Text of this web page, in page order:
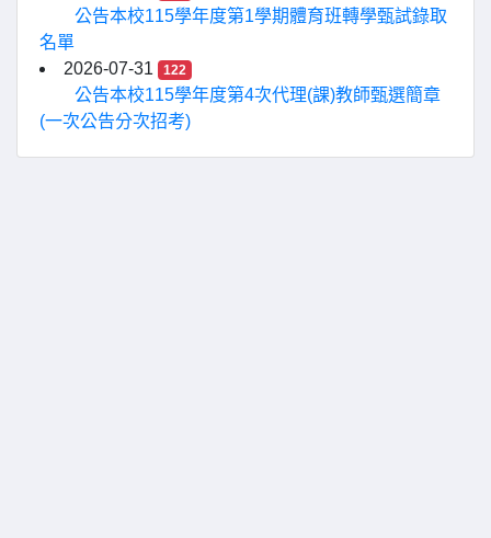
公告本校115學年度第1學期體育班轉學甄試錄取
名單
2026-07-31
122
公告本校115學年度第4次代理(課)教師甄選簡章
(一次公告分次招考)